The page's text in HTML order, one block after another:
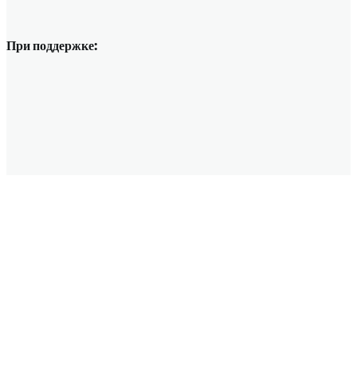
При поддержке: